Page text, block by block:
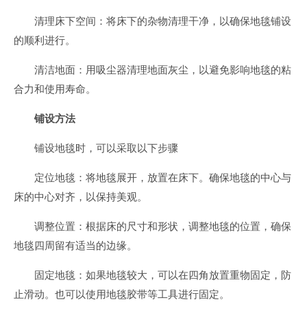
清理床下空间：将床下的杂物清理干净，以确保地毯铺设
的顺利进行。
清洁地面：用吸尘器清理地面灰尘，以避免影响地毯的粘
合力和使用寿命。
铺设方法
铺设地毯时，可以采取以下步骤
定位地毯：将地毯展开，放置在床下。确保地毯的中心与
床的中心对齐，以保持美观。
调整位置：根据床的尺寸和形状，调整地毯的位置，确保
地毯四周留有适当的边缘。
固定地毯：如果地毯较大，可以在四角放置重物固定，防
止滑动。也可以使用地毯胶带等工具进行固定。